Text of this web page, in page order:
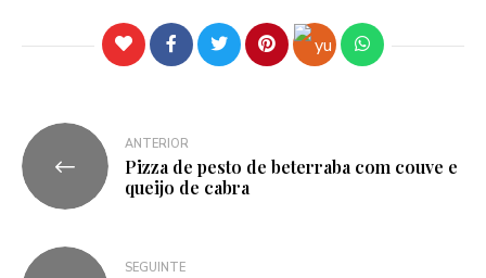
ANTERIOR
Pizza de pesto de beterraba com couve e
queijo de cabra
SEGUINTE